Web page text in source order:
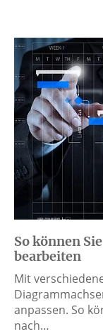
So können
bearbeiten
Mit
anpassen. So
nach…